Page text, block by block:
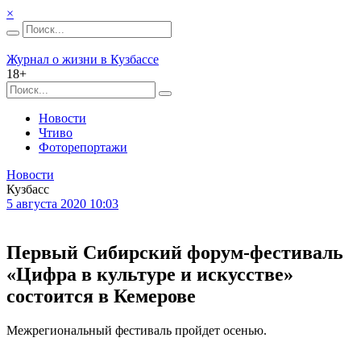
×
Журнал о жизни в Кузбассе
18+
Новости
Чтиво
Фоторепортажи
Новости
Кузбасс
5 августа 2020 10:03
Первый Сибирский форум-фестиваль
«Цифра в культуре и искусстве»
состоится в Кемерове
Межрегиональный фестиваль пройдет осенью.